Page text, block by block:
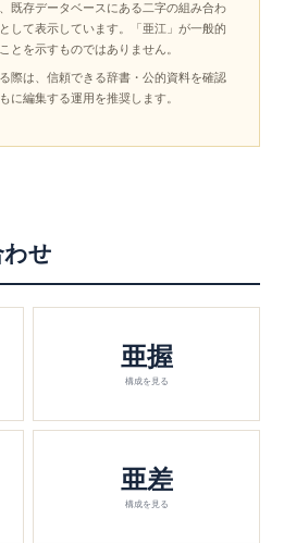
既存データベースにある二字の組み合わ
して表示しています。「亜江」が一般的
とを示すものではありません。
際は、信頼できる辞書・公的資料を確認
に編集する運用を推奨します。
せ
亜握
構成を見る
亜差
構成を見る